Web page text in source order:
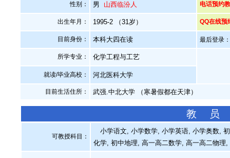
性别： 男 山西临汾人 电话预约
出生年月： 1995-2 （31岁） QQ在线预
目前身份： 本科大四在读 最后登录
所学专业： 化学工程与工艺
就读/毕业高校： 河北医科大学
目前生活住所： 武强.中北大学 （寒暑假都在天津）
教 员
可教授科目：
小学语文, 小学数学, 小学英语, 小学奥数,
化学, 初中地理, 高一高二数学, 高一高二物